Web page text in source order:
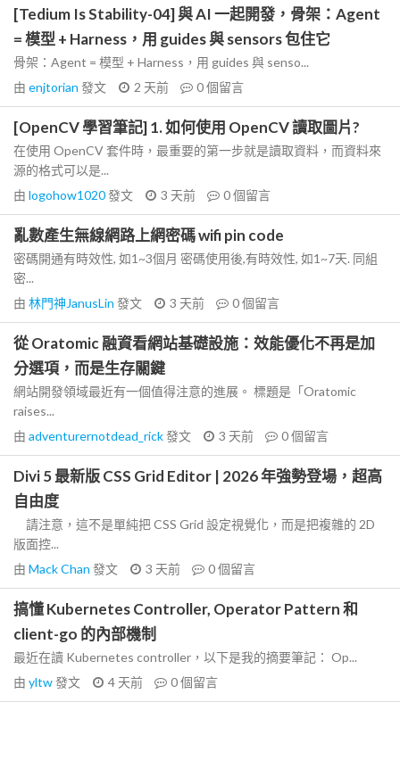
[Tedium Is Stability-04] 與 AI 一起開發，骨架：Agent
= 模型 + Harness，用 guides 與 sensors 包住它
骨架：Agent = 模型 + Harness，用 guides 與 senso...
由 enjtorian 發文 2 天前 0個留言
[OpenCV 學習筆記] 1. 如何使用 OpenCV 讀取圖片?
在使用 OpenCV 套件時，最重要的第一步就是讀取資料，而資料來
源的格式可以是...
由 logohow1020發文 3 天前 0個留言
亂數產生無線網路上網密碼 wifi pin code
密碼開通有時效性, 如1~3個月 密碼使用後,有時效性, 如1~7天. 同組
密...
由 林門神JanusLin 發文 3 天前 0個留言
從 Oratomic 融資看網站基礎設施：效能優化不再是加
分選項，而是生存關鍵
網站開發領域最近有一個值得注意的進展。 標題是「Oratomic
raises...
由 adventurernotdead_rick發文 3 天前 0個留言
Divi 5 最新版 CSS Grid Editor | 2026 年強勢登場，超高
自由度
請注意，這不是單純把 CSS Grid 設定視覺化，而是把複雜的 2D
版面控...
由 Mack Chan 發文 3 天前 0個留言
搞懂 Kubernetes Controller, Operator Pattern 和
client-go 的內部機制
最近在讀 Kubernetes controller，以下是我的摘要筆記： Op...
由 yltw發文 4 天前 0個留言